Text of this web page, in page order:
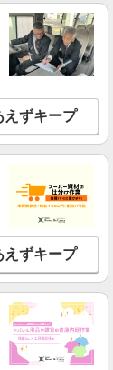
見る
なし！履歴書
額支給(ガソリ
見る
払いOK！即高
えずキープ
えずキープ